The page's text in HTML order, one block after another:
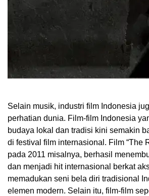
Selain musik, industri film Indonesia
perhatian dunia. Film-film Indonesia
budaya lokal dan tradisi kini semakin
di festival film internasional. Film “The
pada 2011 misalnya, berhasil
dan menjadi hit internasional berkat
memadukan seni bela diri tradisional
elemen modern. Selain itu, film-film